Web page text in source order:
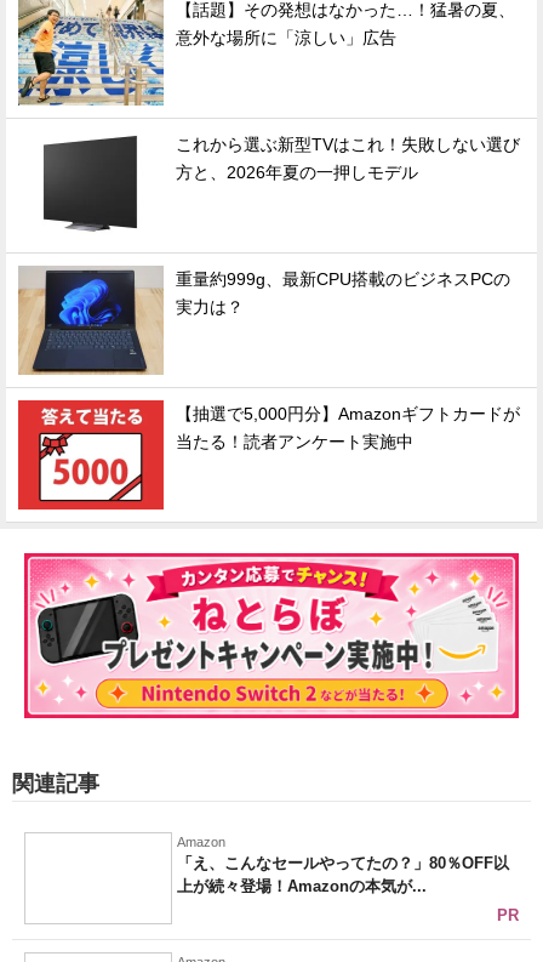
【話題】その発想はなかった…！猛暑の夏、
意外な場所に「涼しい」広告
これから選ぶ新型TVはこれ！失敗しない選び
方と、2026年夏の一押しモデル
重量約999g、最新CPU搭載のビジネスPCの
実力は？
【抽選で5,000円分】Amazonギフトカードが
当たる！読者アンケート実施中
関連記事
Amazon
「え、こんなセールやってたの？」80％OFF以
上が続々登場！Amazonの本気が...
PR